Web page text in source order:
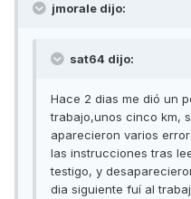
jmorale dijo:
sat64 dijo:
Hace 2 dias me dió un
trabajo,unos cinco km,
aparecieron varios
las instrucciones tras
testigo, y
dia siguiente fuí al